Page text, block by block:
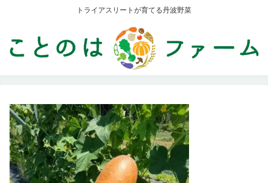
トライアスリートが育てる丹波野菜